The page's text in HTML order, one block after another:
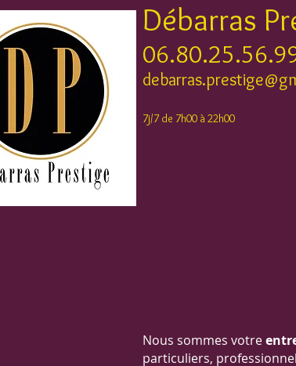
Débarras
7j/7 de 7h00 à 22h00
Nous sommes votre
particuliers,